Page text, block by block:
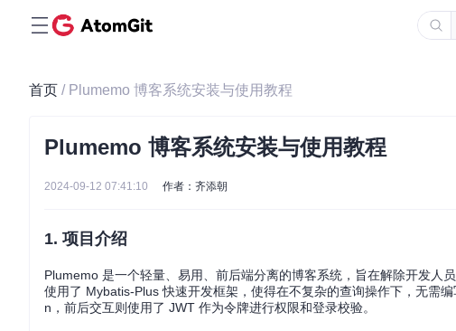
首页 / Plumemo 博客系统安装与使用教程
Plumemo 博客系统安装与使用教程
2024-09-12 07:41:10 作者：齐添朝
1. 项目介绍
Plumemo 是一个轻量、易用、前后端分离的博客系统，旨在解除开发人
使用了 Mybatis-Plus 快速开发框架，使得在不复杂的查询操作下，无需
n，前后交互则使用了 JWT 作为令牌进行权限和登录校验。